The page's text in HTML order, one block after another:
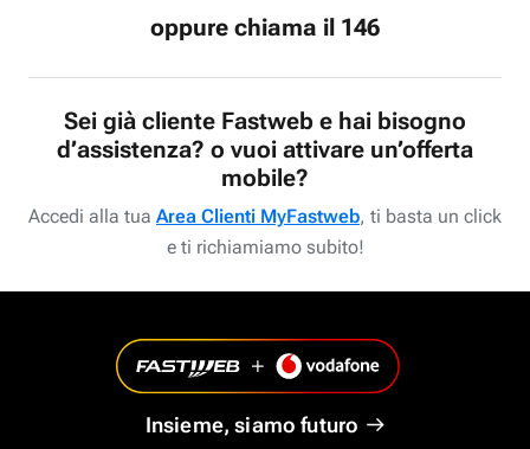
oppure chiama il 146
Sei già cliente Fastweb e hai bisogno
d’assistenza? o vuoi attivare un’offerta
mobile?
Accedi alla tua Area Clienti MyFastweb, ti basta un click
e ti richiamiamo subito!
Insieme, siamo futuro